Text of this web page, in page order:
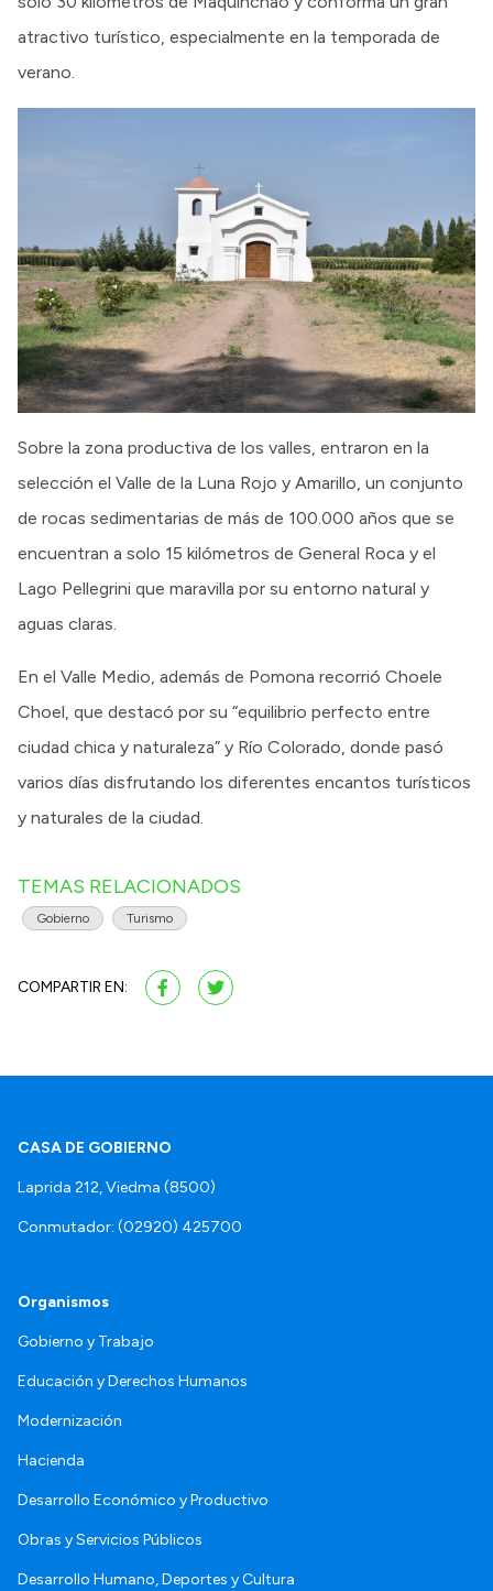
atractivo turístico, especialmente en la temporada de
verano.
Sobre la zona productiva de los valles, entraron en la
selección el Valle de la Luna Rojo y Amarillo, un conjunto
de rocas sedimentarias de más de 100.000 años que se
encuentran a solo 15 kilómetros de General Roca y el
Lago Pellegrini que maravilla por su entorno natural y
aguas claras.
En el Valle Medio, además de Pomona recorrió Choele
Choel, que destacó por su “equilibrio perfecto entre
ciudad chica y naturaleza” y Río Colorado, donde pasó
varios días disfrutando los diferentes encantos turísticos
y naturales de la ciudad.
TEMAS RELACIONADOS
Gobierno Turismo
COMPARTIR EN:
CASA DE GOBIERNO
Laprida 212, Viedma (8500)
Conmutador: (02920) 425700
Organismos
Gobierno y Trabajo
Educación y Derechos Humanos
Modernización
Hacienda
Desarrollo Económico y Productivo
Obras y Servicios Públicos
Desarrollo Humano, Deportes y Cultura